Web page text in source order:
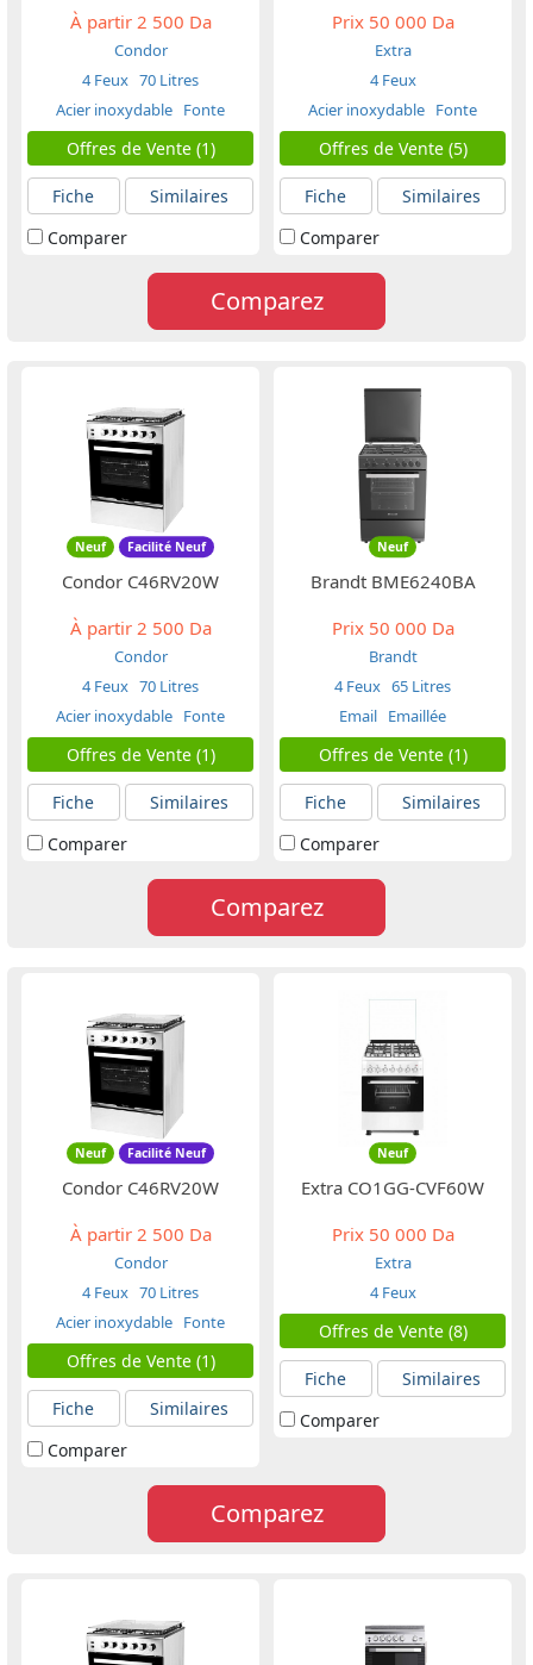
À partir2 500 Da
Condor
4 Feux 70 Litres
Acier inoxydable Fonte
Offres de Vente (1)
Fiche
Similaires
Comparer
Prix50 000 Da
Extra
4 Feux
Acier inoxydable Fonte
Offres de Vente (5)
Fiche
Similaires
Comparer
Comparez
Neuf Facilité Neuf
Condor C46RV20W
À partir2 500 Da
Condor
4 Feux 70 Litres
Acier inoxydable Fonte
Offres de Vente (1)
Fiche
Similaires
Comparer
Neuf
Brandt BME6240BA
Prix50 000 Da
Brandt
4 Feux 65 Litres
Email Emaillée
Offres de Vente (1)
Fiche
Similaires
Comparer
Comparez
Neuf Facilité Neuf
Condor C46RV20W
À partir2 500 Da
Condor
4 Feux 70 Litres
Acier inoxydable Fonte
Offres de Vente (1)
Fiche
Similaires
Comparer
Neuf
Extra CO1GG-CVF60W
Prix50 000 Da
Extra
4 Feux
Offres de Vente (8)
Fiche
Similaires
Comparer
Comparez